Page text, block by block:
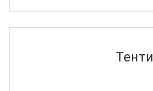
Тенти